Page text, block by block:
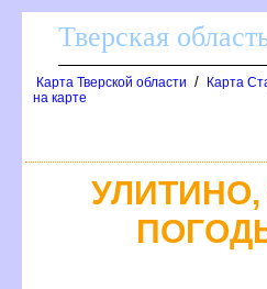
Тверская
Карта Тверской области /
Карта
на карте